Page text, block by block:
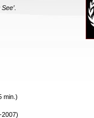
.
min.)
2007)